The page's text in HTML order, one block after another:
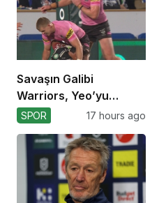
Savaşın Galibi
Warriors, Yeo’yu
Kaybetti!
SPOR 17 hours ago